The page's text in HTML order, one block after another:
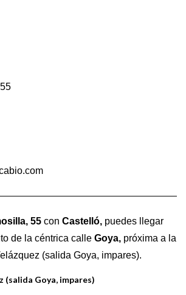
55 con Castelló, puedes llegar
de la céntrica calle Goya, próxima a la
(salida Goya, impares).
(salida Goya, impares)